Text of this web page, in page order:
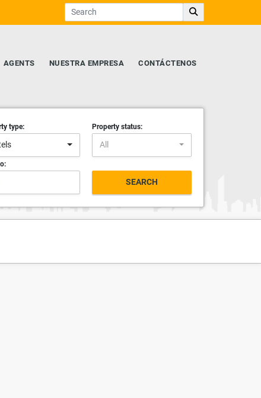
AGENTS NUESTRA EMPRESA CONTÁCTENOS
type: Property status:
All
SEARCH